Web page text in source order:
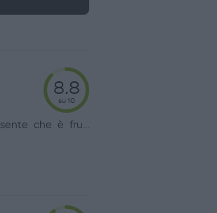
8.8
su 10
che è fru...